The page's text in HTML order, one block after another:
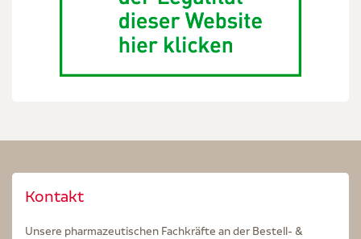
Kontakt
Unsere pharmazeutischen Fachkräfte an der Bestell- &